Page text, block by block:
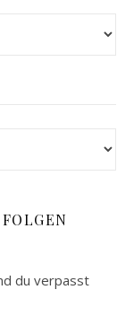
du verpasst